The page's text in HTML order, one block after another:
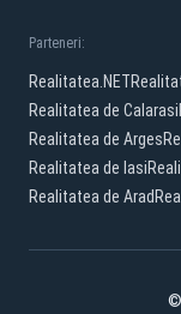
Parteneri:
Realitatea.NET
Realitatea de Calarasi
Realitatea de Arges
Realitatea de Iasi
Realitatea de Arad
©